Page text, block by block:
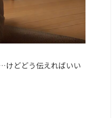
けどどう伝えればいい